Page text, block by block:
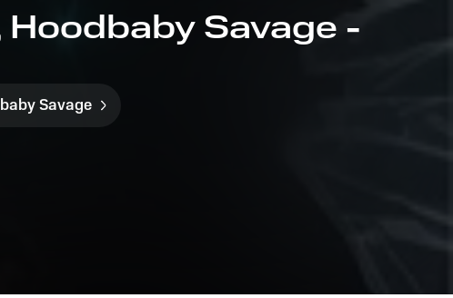
Savage -
Savage